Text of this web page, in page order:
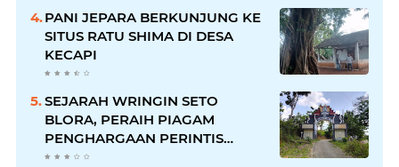
PANI JEPARA BERKUNJUNG KE
SITUS RATU SHIMA DI DESA
KECAPI
SEJARAH WRINGIN SETO
BLORA, PERAIH PIAGAM
PENGHARGAAN PERINTIS
LINGKUNGAN DARI GUBERNUR